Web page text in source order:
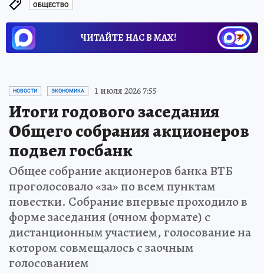
ОБЩЕСТВО
ЧИТАЙТЕ НАС В МАХ!
НОВОСТИ ЭКОНОМИКА 1 июля 2026 7:55
Итоги годового заседания
Общего собрания акционеров
подвел госбанк
Общее собрание акционеров банка ВТБ
проголосовало «за» по всем пунктам
повестки. Собрание впервые проходило в
форме заседания (очном формате) с
дистанционным участием, голосование на
котором совмещалось с заочным
голосованием